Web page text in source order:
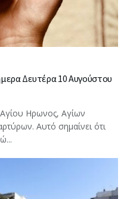
Δευτέρα 10 Αυγούστου
Ηρωνος, Αγίων
Αυτό σημαίνει ότι